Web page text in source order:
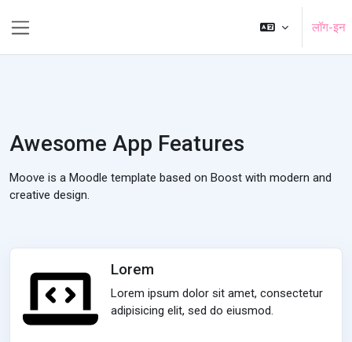
लॉग-इन
Awesome App Features
Moove is a Moodle template based on Boost with modern and
creative design.
Lorem
Lorem ipsum dolor sit amet, consectetur
adipisicing elit, sed do eiusmod.